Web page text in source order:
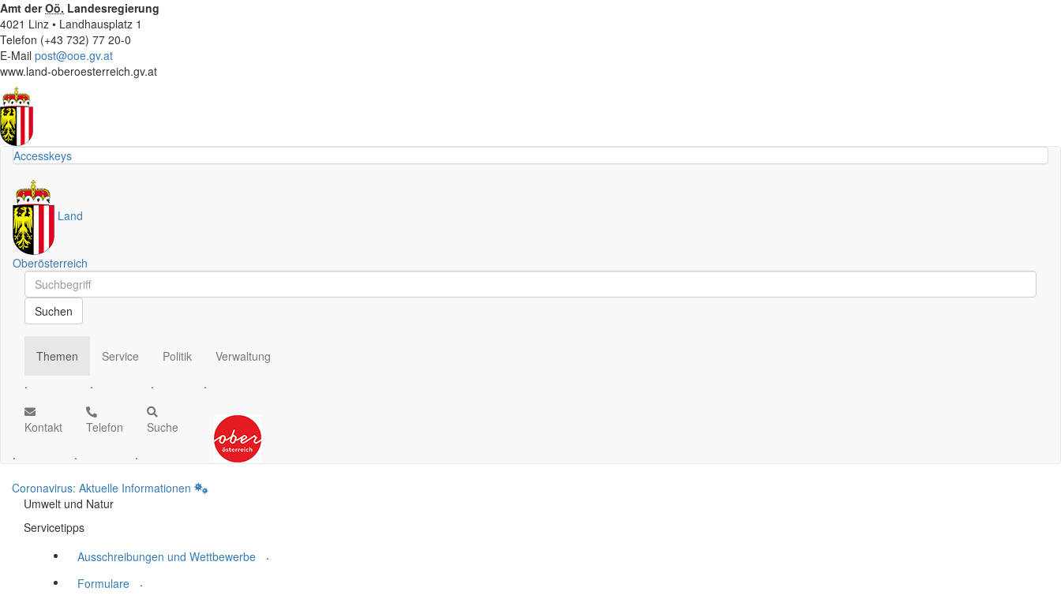
Amt derOö. Landesregierung
4021 Linz • Landhausplatz 1
Telefon (+43 732) 77 20-0
E-Mail post@ooe.gv.at
www.land-oberoesterreich.gv.at
Accesskeys
Land
Oberösterreich
Schnellsuche
Schnellsuche
Suchen
Themen
.
Service
.
Politik
.
Verwaltung
.
Kontakt
.
Telefon
.
Suche
.
Coronavirus: Aktuelle Informationen
Umwelt und Natur
Servicetipps
Ausschreibungen und Wettbewerbe
.
Formulare
.